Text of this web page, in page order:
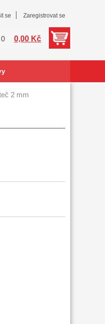
se Zaregistrovat se
0,00 Kč
2 mm